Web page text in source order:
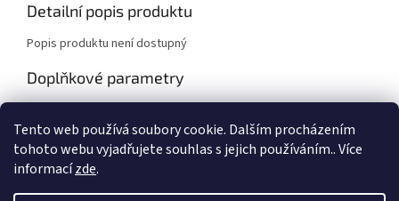
Tento web používá soubory cookie. Dalším procházením
tohoto webu vyjadřujete souhlas s jejich používáním.. Více
informacízde.
Detailní popis produktu
Popis produktu není dostupný
Doplňkové parametry
Záruka: 2 roky